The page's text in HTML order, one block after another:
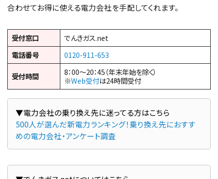
合わせてお得に使える電力会社を手配してくれます。
受付窓口
でんきガス.net
電話番号
0120-911-653
受付時間
8：00～20：45（年末年始を除く）
※Web受付は24時間受付
500人が選んだ新電力ランキング！乗り換え先におすす
めの電力会社・アンケート調査